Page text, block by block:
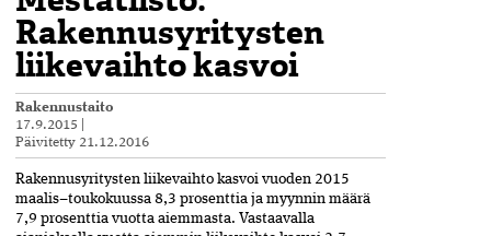
Rakennusyritysten
liikevaihto kasvoi
Rakennustaito
17.9.2015
Päivitetty 21.12.2016
Rakennusyritysten liikevaihto kasvoi vuoden 2015
maalis–toukokuussa 8,3 prosenttia ja myynnin määrä
7,9 prosenttia vuotta aiemmasta. Vastaavalla